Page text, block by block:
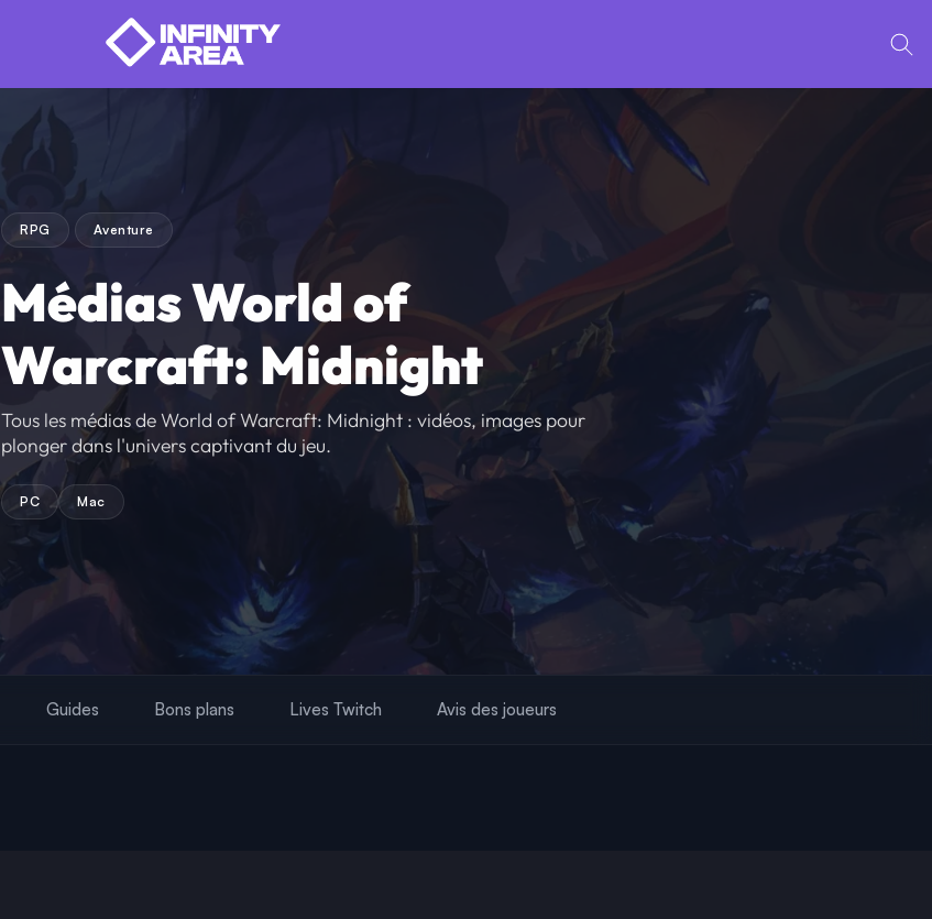
RPG Aventure
Médias World of
Warcraft: Midnight
Tous les médias de World of Warcraft: Midnight : vidéos, images pour
plonger dans l'univers captivant du jeu.
PC Mac
Guides Bons plans Lives Twitch Avis des joueurs